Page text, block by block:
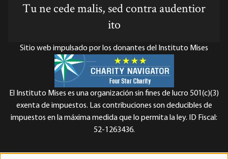
Tu ne cede malis, sed contra audentior
ito
Sitio web impulsado por los donantes del Instituto Mises
El Instituto Mises es una organización sin fines de lucro 501(c)(3)
exenta de impuestos. Las contribuciones son deducibles de
impuestos en la máxima medida que lo permita la ley. ID Fiscal:
52-1263436.